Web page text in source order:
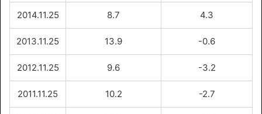
2014.11.25 8.7 4.3
2013.11.25 13.9 -0.6
2012.11.25 9.6 -3.2
2011.11.25 10.2 -2.7